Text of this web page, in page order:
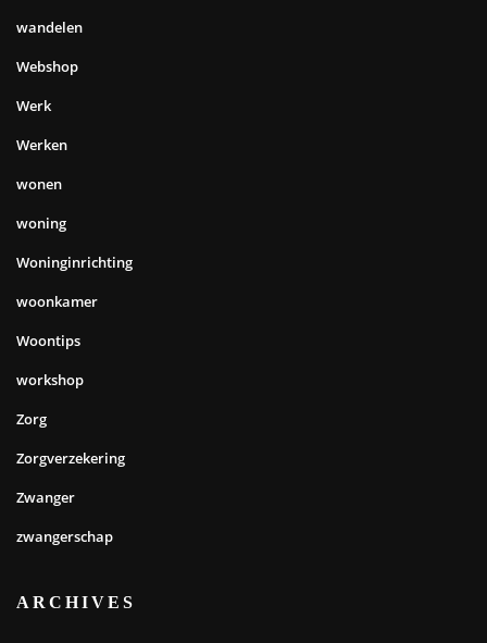
wandelen
Webshop
Werk
Werken
wonen
woning
Woninginrichting
woonkamer
Woontips
workshop
Zorg
Zorgverzekering
Zwanger
zwangerschap
ARCHIVES